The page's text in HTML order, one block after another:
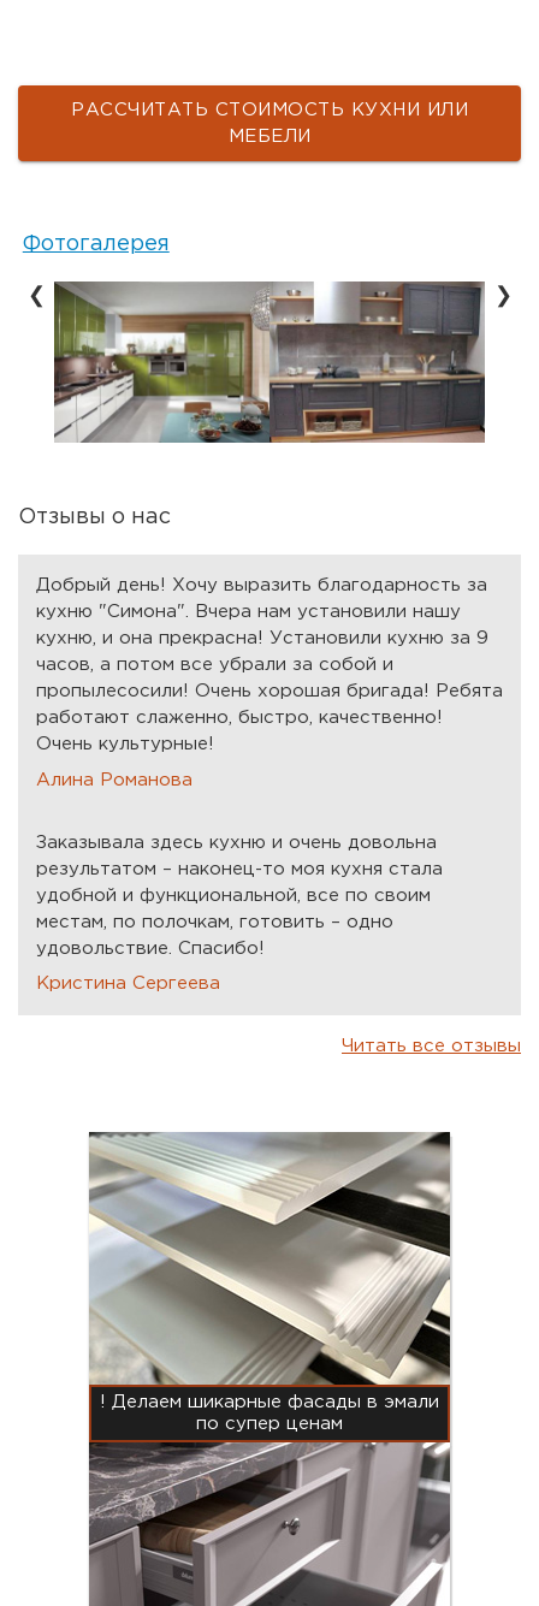
РАССЧИТАТЬ СТОИМОСТЬ КУХНИ ИЛИ
МЕБЕЛИ
Фотогалерея
❮ ❯
Отзывы о нас
Добрый день! Хочу выразить благодарность за
кухню "Симона". Вчера нам установили нашу
кухню, и она прекрасна! Установили кухню за 9
часов, а потом все убрали за собой и
пропылесосили! Очень хорошая бригада! Ребята
работают слаженно, быстро, качественно!
Очень культурные!
Алина Романова
Заказывала здесь кухню и очень довольна
результатом – наконец-то моя кухня стала
удобной и функциональной, все по своим
местам, по полочкам, готовить – одно
удовольствие. Спасибо!
Кристина Сергеева
Читать все отзывы
! Делаем шикарные фасады в эмали
по супер ценам